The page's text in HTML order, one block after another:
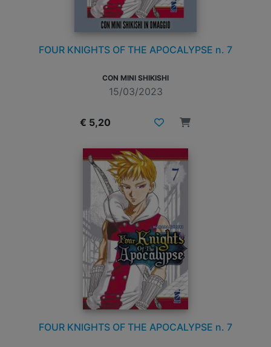
FOUR KNIGHTS OF THE APOCALYPSE n. 7
CON MINI SHIKISHI
15/03/2023
€ 5,20
FOUR KNIGHTS OF THE APOCALYPSE n. 7